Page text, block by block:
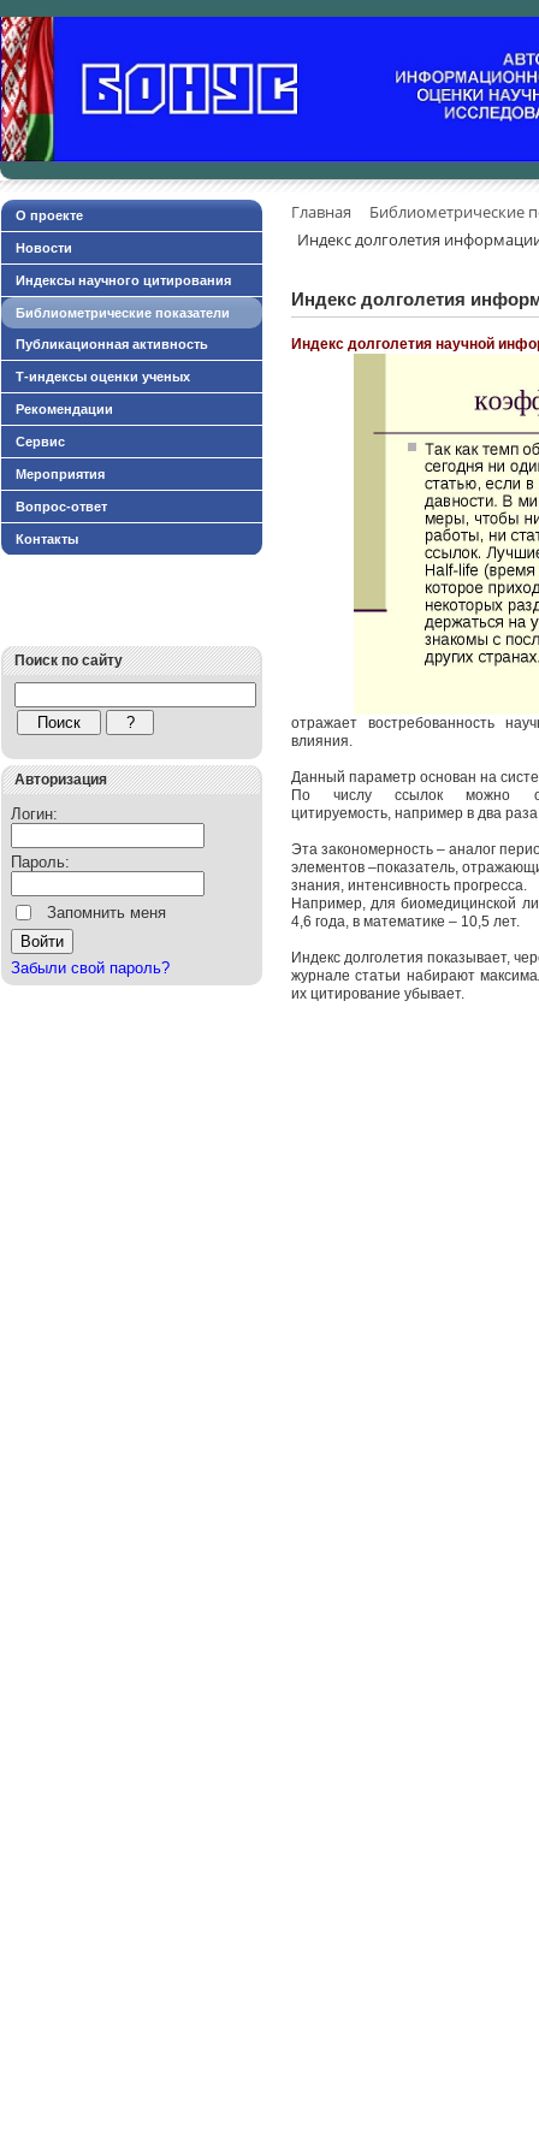
О проекте
Новости
Индексы научного цитирования
Библиометрические показатели
Публикационная активность
Т-индексы оценки ученых
Рекомендации
Сервис
Мероприятия
Вопрос-ответ
Контакты
Поиск по сайту
Авторизация
Логин:
Пароль:
Запомнить меня
Забыли свой пароль?
Главная
Библиометрические
Индекс долголетия
Индекс долголетия
Индекс долголетия научной
отражает востребованность
влияния.
Данный параметр основан на
По числу ссылок можно
цитируемость, например в два
Эта закономерность – аналог
элементов –показатель,
знания, интенсивность прогресса.
Например, для биомедицинской
4,6 года, в математике – 10,5 лет.
Индекс долголетия показывает,
журнале статьи набирают
их цитирование убывает.